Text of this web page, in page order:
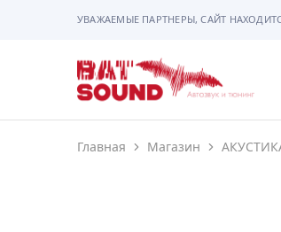
УВАЖАЕМЫЕ ПАРТНЕРЫ, САЙТ
BAT
Sound
Главная Магазин